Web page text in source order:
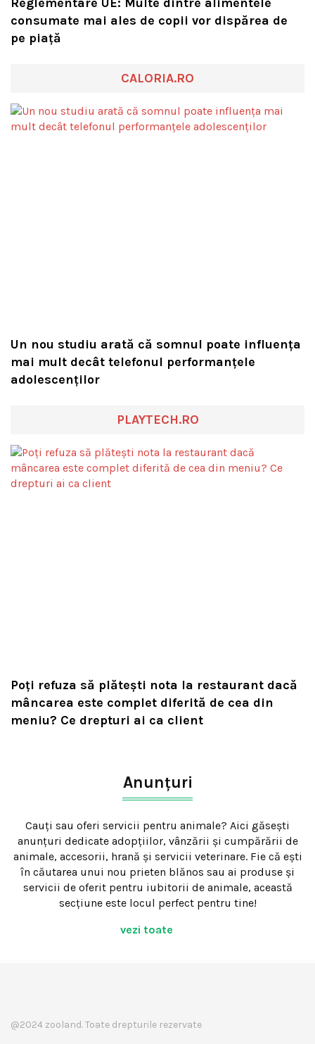
consumate mai ales de copii vor dispărea de
pe piață
CALORIA.RO
Un nou studiu arată că somnul poate influența
mai mult decât telefonul performanțele
adolescenților
PLAYTECH.RO
Poți refuza să plătești nota la restaurant dacă
mâncarea este complet diferită de cea din
meniu? Ce drepturi ai ca client
Anunțuri
Cauți sau oferi servicii pentru animale? Aici găsești
anunțuri dedicate adopțiilor, vânzării și cumpărării de
animale, accesorii, hrană și servicii veterinare. Fie că ești
în căutarea unui nou prieten blănos sau ai produse și
servicii de oferit pentru iubitorii de animale, această
secțiune este locul perfect pentru tine!
vezi toate
@2024 zooland. Toate drepturile rezervate